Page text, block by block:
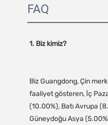
FAQ
1. Biz kimiz?
Biz Guangdong, Çin
faaliyet gösteren, İç
(10.00%), Batı Avrupa
Güneydoğu Asya